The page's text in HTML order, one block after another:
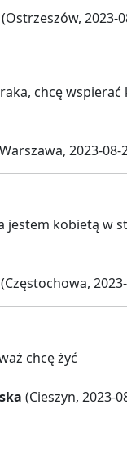
(Ostrzeszów, 2023-
chcę
2023-08-
jestem kobietą w
(Częstochowa,
chcę żyć
(Cieszyn, 2023-